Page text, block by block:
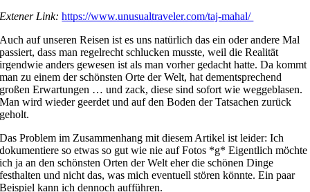
Extener Link: https://www.unusualtraveler.com/taj-mahal/
Auch auf unseren Reisen ist es uns natürlich das ein oder andere Mal
passiert, dass man regelrecht schlucken musste, weil die Realität
irgendwie anders gewesen ist als man vorher gedacht hatte. Da kommt
man zu einem der schönsten Orte der Welt, hat dementsprechend
großen Erwartungen … und zack, diese sind sofort wie weggeblasen.
Man wird wieder geerdet und auf den Boden der Tatsachen zurück
geholt.
Das Problem im Zusammenhang mit diesem Artikel ist leider: Ich
dokumentiere so etwas so gut wie nie auf Fotos *g* Eigentlich möchte
ich ja an den schönsten Orten der Welt eher die schönen Dinge
festhalten und nicht das, was mich eventuell stören könnte. Ein paar
Beispiel kann ich dennoch aufführen.